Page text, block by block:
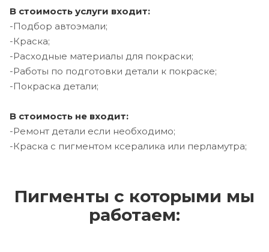
В стоимость услуги входит:
-Подбор автоэмали;
-Краска;
-Расходные материалы для покраски;
-Работы по подготовки детали к покраске;
-Покраска детали;
В стоимость не входит:
-Ремонт детали если необходимо;
-Краска с пигментом ксералика или перламутра;
Пигменты с которыми мы
работаем: